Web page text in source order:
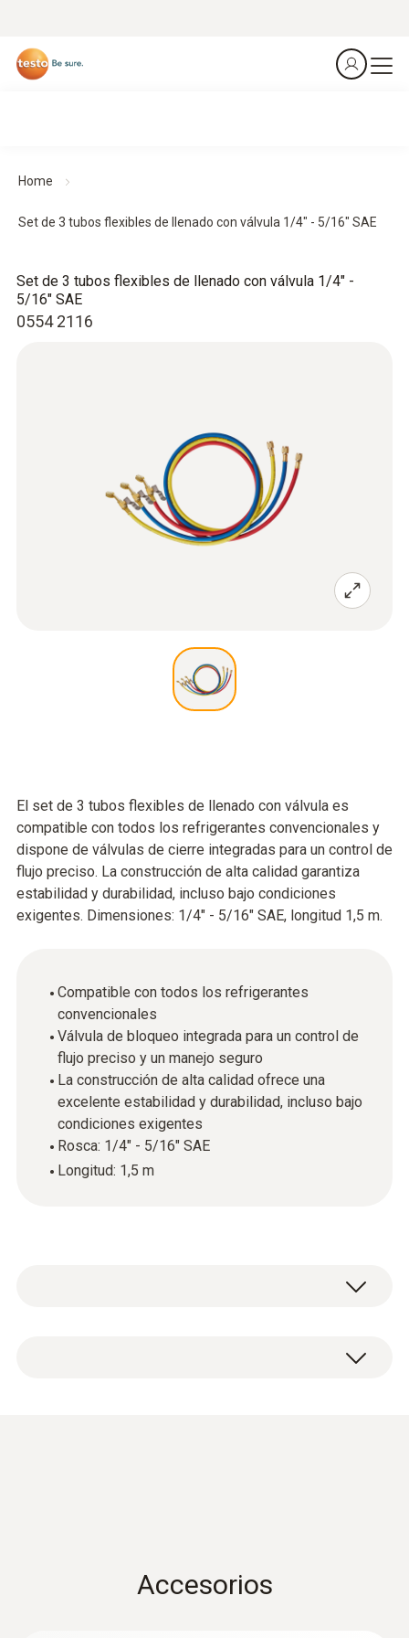
Home
Set de 3 tubos flexibles de llenado con válvula 1/4" - 5/16" SAE
0554 2116
Set de 3 tubos flexibles de llenado con válvula 1/4" -
5/16" SAE
El set de 3 tubos flexibles de llenado con válvula es
compatible con todos los refrigerantes convencionales y
dispone de válvulas de cierre integradas para un control de
flujo preciso. La construcción de alta calidad garantiza
estabilidad y durabilidad, incluso bajo condiciones
exigentes. Dimensiones: 1/4" - 5/16" SAE, longitud 1,5 m.
Compatible con todos los refrigerantes
convencionales
Válvula de bloqueo integrada para un control de
flujo preciso y un manejo seguro
La construcción de alta calidad ofrece una
excelente estabilidad y durabilidad, incluso bajo
condiciones exigentes
Rosca: 1/4" - 5/16" SAE
Longitud: 1,5 m
Set de 3 tubos flexibles de llenado con válvula
Accesorios